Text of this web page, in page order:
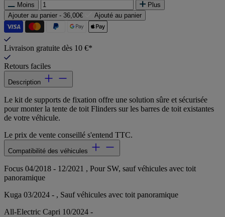
Moins
Plus
Ajouter au panier - 36,00€ Ajouté au panier
Livraison gratuite dès 10 €*
Retours faciles
Description
Le kit de supports de fixation offre une solution sûre et sécurisée
pour monter la tente de toit Flinders sur les barres de toit existantes
de votre véhicule.
Le prix de vente conseillé s'entend TTC.
Compatibilité des véhicules
Focus 04/2018 - 12/2021 , Pour SW, sauf véhicules avec toit
panoramique
Kuga 03/2024 - , Sauf véhicules avec toit panoramique
All-Electric Capri 10/2024 -